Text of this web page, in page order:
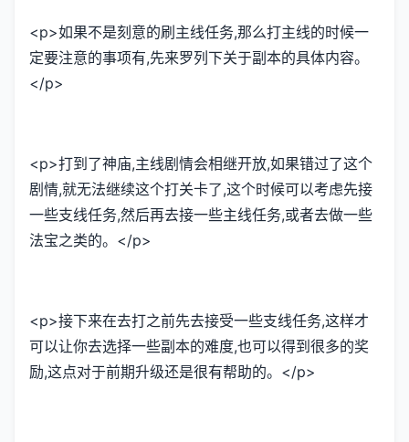
<p>如果不是刻意的刷主线任务,那么打主线的时候一
定要注意的事项有,先来罗列下关于副本的具体内容。
</p>
<p>打到了神庙,主线剧情会相继开放,如果错过了这个
剧情,就无法继续这个打关卡了,这个时候可以考虑先接
一些支线任务,然后再去接一些主线任务,或者去做一些
法宝之类的。</p>
<p>接下来在去打之前先去接受一些支线任务,这样才
可以让你去选择一些副本的难度,也可以得到很多的奖
励,这点对于前期升级还是很有帮助的。</p>